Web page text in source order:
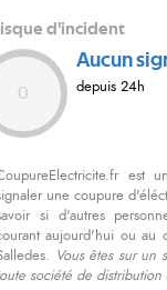
d'incident
0
Aucun
depuis 24h
est
une coupure
si d'autres
aujourd'hui ou au
Vous êtes sur un
société de